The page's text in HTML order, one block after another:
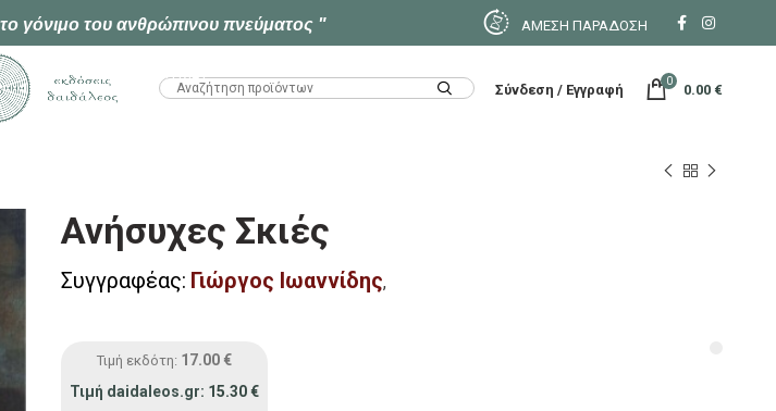
γόνιμο του ανθρώπινου πνεύματος " ΑΜΕΣΗ ΠΑΡΑΔΟΣΗ
Σύνδεση / Εγγραφή 0 0.00 €
Ανήσυχες Σκιές
Συγγραφέας: Γιώργος Ιωαννίδης,
Τιμή εκδότη: 17.00 €
Τιμή daidaleos.gr: 15.30€